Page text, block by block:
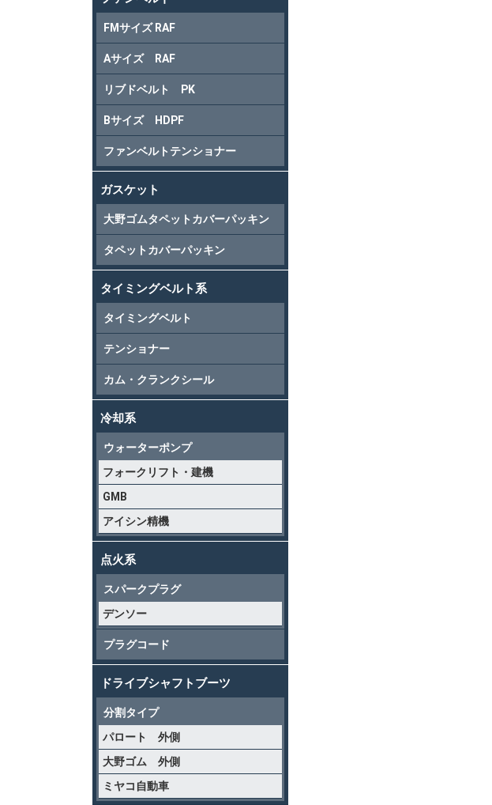
FMサイズ RAF
Aサイズ RAF
リブドベルト PK
Bサイズ HDPF
ファンベルトテンショナー
ガスケット
大野ゴムタペットカバーパッキン
タペットカバーパッキン
タイミングベルト系
タイミングベルト
テンショナー
カム・クランクシール
冷却系
ウォーターポンプ
フォークリフト・建機
GMB
アイシン精機
点火系
スパークプラグ
デンソー
プラグコード
ドライブシャフトブーツ
分割タイプ
パロート 外側
大野ゴム 外側
ミヤコ自動車